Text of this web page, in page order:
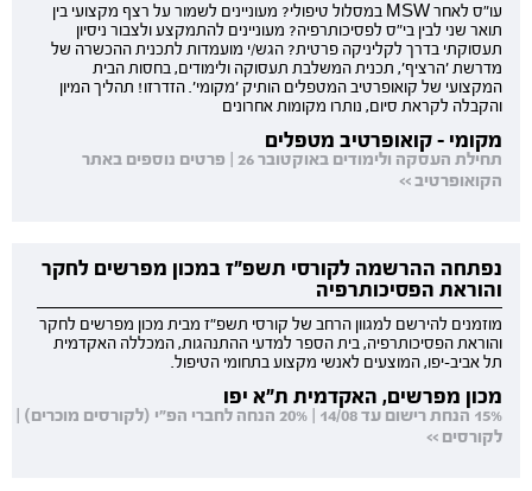
עו"ס לאחר MSW במסלול טיפולי? מעוניינים לשמור על רצף מקצועי בין
תואר שני לבין בי"ס לפסיכותרפיה? מעוניינים להתמקצע ולצבור ניסיון
תעסוקתי בדרך לקליניקה פרטית? הגש/י מועמדות לתכנית ההכשרה של
מדרשת 'הרציף', תכנית המשלבת תעסוקה ולימודים, בחסות הבית
המקצועי של קואופרטיב המטפלים הותיק 'מקומי'. הזדרזו! תהליך המיון
והקבלה לקראת סיום, נותרו מקומות אחרונים
מקומי - קואופרטיב מטפלים
תחילת העסקה ולימודים באוקטובר 26 | פרטים נוספים באתר
הקואופרטיב >>
נפתחה ההרשמה לקורסי תשפ"ז במכון מפרשים לחקר
והוראת הפסיכותרפיה
מוזמנים להירשם למגוון הרחב של קורסי תשפ"ז מבית מכון מפרשים לחקר
והוראת הפסיכותרפיה, בית הספר למדעי ההתנהגות, המכללה האקדמית
תל אביב-יפו, המוצעים לאנשי מקצוע בתחומי הטיפול.
מכון מפרשים, האקדמית ת"א יפו
15% הנחת רישום עד 14/08 | 20% הנחה לחברי הפ"י (לקורסים מוכרים) |
לקורסים >>